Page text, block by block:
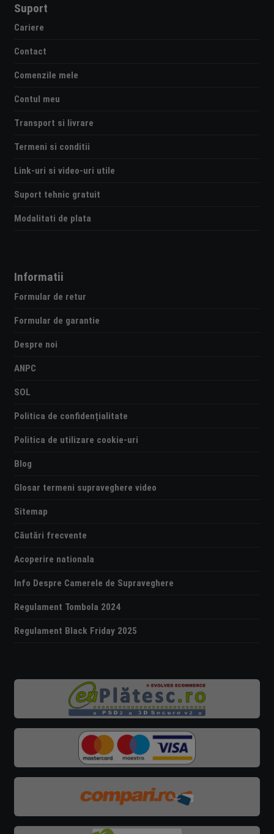
Suport
Cariere
Contact
Comenzile mele
Contul meu
Transport si livrare
Termeni si conditii
Link-uri si video-uri utile
Suport tehnic gratuit
Modalitati de plata
Informatii
Formular de retur
Formular de garantie
Despre noi
ANPC
SOL
Politica de confidențialitate
Politica de utilizare cookie-uri
Blog
Glosar termeni supraveghere video
Sitemap
Căutări frecvente
Acoperire nationala
Info Despre Camerele de Supraveghere
Regulament Tombola 2024
Regulament Black Friday 2025